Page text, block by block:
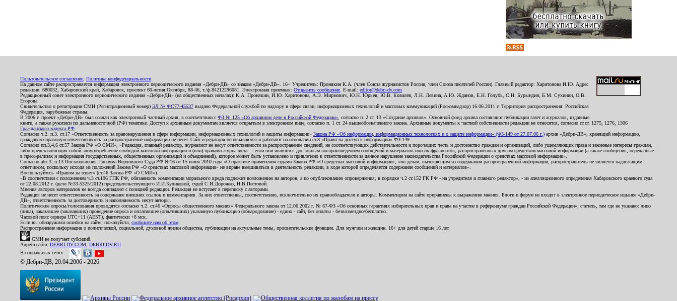
Пользовательское соглашение Политика конфиденциальности
На данном сайте распространяется информация электронного периодического издания «Дебри-ДВ» со знаком «Дебри-ДВ». 16+ Учредитель: Пронякин К.А. (член Союза журналистов России, член Союза писателей России). Главный редактор: Харитонова И.Ю. Адрес
редакции: 680032, Хабаровский край, Хабаровск, проспект 60-летия Октября, 88-46, т./ф.84212296081. Электронная приемная: Отправить сообщение . E-mail: editor@debri-dv.com
Редакционный совет электронного периодического издания «Дебри-ДВ» (на общественных началах): К.А. Пронякин, И.Ю. Харитонова, А.Э. Мирмович, Ю.Н. Юрьев, Ю.В. Ковалев, Л.Н. Левина, А.Ю. Жданов, Е.Н. Голубь, С.Н. Бурындин, Б.М. Сухинин, О.В.
Егорова
Свидетельство о регистрации СМИ (Регистрационный номер) ЭЛ № ФС77-45537 выдано Федеральной службой по надзору в сфере связи, информационных технологий и массовых коммуникаций (Роскомнадзор) 16.06.2011 г. Территория распространения: Российская
Федерация, зарубежные страны.
В 2006 г. проект «Дебри-ДВ» был создан как электронный частный архив, в соответствии с ФЗ № 125 «Об архивном деле в Российской Федерации» , согласно п. 2 ст. 13 «Создание архивов». Основной фонд архива составляют публикации газет и журналов, изданные
книги, а также рукописи по дальневосточной (РФ) тематике. Доступ к архивным документам является открытым в электронном виде, согласно п. 1 ст. 24 вышеобозначенного закона. Архивные документы к частной собственности редакции не относятся, согласно ст.ст. 1275, 1276, 1306
Гражданского кодекса РФ
Согласно ч.2. п.3. ст.17 «Ответственность за правонарушения в сфере информации, информационных технологий и защиты информации» Закона РФ «Об информации, информационных технологиях и о защите информации» (ФЗ-149 от 27.07.06 г.) архив «Дебри-ДВ», хранящий информацию,
гражданско-правовую ответственность за распространение информации не несет. Сайт и редакция основываются и работают на основании ст.8 «Право на доступ к информации» ФЗ-149.
Согласно пп.3,4,6 ст.57 Закона РФ «О СМИ», «Редакция, главный редактор, журналист не несут ответственности за распространение сведений, не соответствующих действительности и порочащих честь и достоинство граждан и организаций, либо ущемляющих права и законные интересы граждан,
либо представляющих собой злоупотребление свободой массовой информации и (или) правами журналиста: ...если они являются дословным воспроизведением сообщений и материалов или их фрагментов, распространенных другим средством массовой информации (а также сообщения, переданные
в пресс-релизах и информация государственных, общественных организаций и объединений), которое может быть установлено и привлечено к ответственности за данное нарушение законодательства Российской Федерации о средствах массовой информации».
Согласно абз.3, п.13 Постановления Пленума Верховного Суда РФ №16 от 15 июня 2010 года «О практике применения судами Закона РФ «О средствах массовой информации», «по делам, вытекающим из содержания распространенной информации, распространитель не является надлежащим
ответчиком, поскольку исходя из положений Закона РФ «О средствах массовой информации» не вправе вмешиваться в деятельность редакции, в ходе которой определяется содержание сообщений и материалов».
Воспользуйтесь «Правом на ответ» (ст.46 Закона РФ «О СМИ»).
«В соответствии с положением ч.3 ст.196 ГПК РФ, обязанность компенсации морального вреда подлежит возложению на авторов, а по опубликованию опровержения, в порядке ч.2 ст.152 ГК РФ - на учредителя и главного редактор», - из апелляционного определения Хабаровского краевого суда
от 22.08.2012 г. (дело №33-5325/2012) председательствующего И.И.Куликовой, судей С.И.Дорожко, Н.В.Пестовой.
Мнения авторов материалов не всегда совпадают с позицией редакции. Редакция не вступает в переписку с авторами.
Редакция не несет ответственность за содержание внешних ссылок и комментариев. За них ответственны, соответственно, исключительно их правообладатели и авторы. Комментарии на сайте приравнены к выражению мнения. Блоги и форум не входят в электронное периодическое издание «Дебри-
ДВ», ответственность за достоверность и наполняемость несут авторы.
Политические опросы/голосования проводятся согласно ч.2. ст.46 «Опросы общественного мнения» Федерального закона от 12.06.2002 г. № 67-ФЗ «Об основных гарантиях избирательных прав и права на участие в референдуме граждан Российской Федерации»; считать, там где не указано: лицо
(лица), заказавшее (заказавших) проведение опроса и оплатившее (оплативших) указанную публикацию (обнародование) - едино - сайт, без оплаты - безвозмездно/бесплатно.
Часовой пояс сервера UTC+11 (AEST), фактически +8 мск.
Если вы обнаружили ошибки на сайте, пожалуйста, сообщите нам об этом
Распространение информации о политической, социальной, духовной жизни общества, публикации на актуальные темы, просветительские функции. Для мужчин и женщин. 16+ для детей старше 16 лет.
СМИ не получает субсидий.
Адреса сайта: DEBRI-DV.COM DEBRI-DV.RU
В социальных сетях:
© Дебри-ДВ, 20.04.2006 - 2026